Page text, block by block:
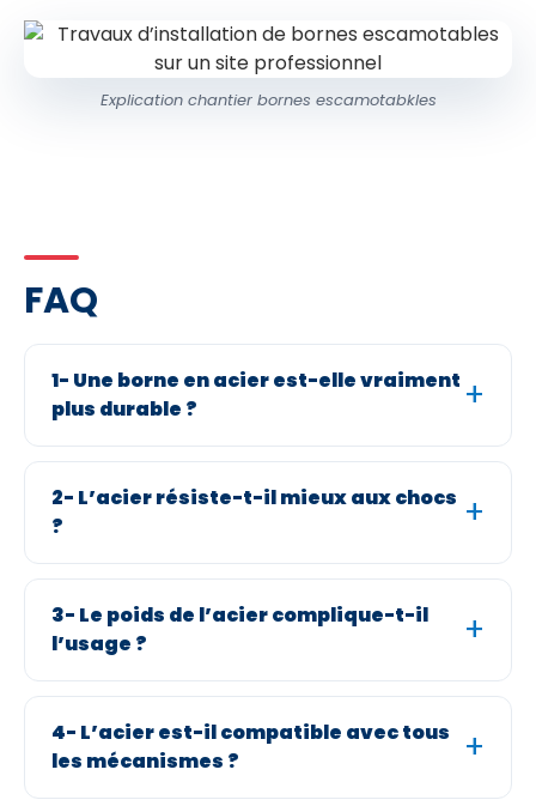
Explication chantier bornes escamotabkles
FAQ
1- Une borne en acier est-elle vraiment
plus durable ?
2- L’acier résiste-t-il mieux aux chocs
?
3- Le poids de l’acier complique-t-il
l’usage ?
4- L’acier est-il compatible avec tous
les mécanismes ?